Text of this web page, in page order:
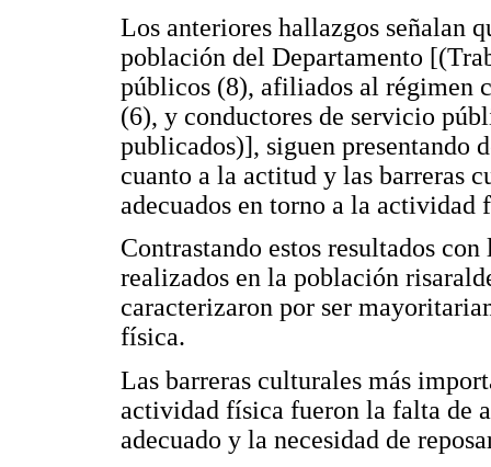
Los anteriores hallazgos señalan
población del Departamento
públicos (8), afiliados al régimen
(6), y conductores de servicio
publicados)], siguen presentando
cuanto a la actitud y las barreras
adecuados en torno a la actividad
Contrastando estos resultados
realizados en la población
caracterizaron por ser
física.
Las barreras culturales más
actividad física fueron la falta de
adecuado y la necesidad de